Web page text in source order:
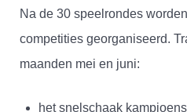
Na de 30 speelrondes
competities georganiseerd.
maanden mei en juni:
het snelschaak